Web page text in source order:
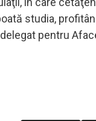
studia,
pentru